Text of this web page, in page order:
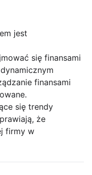
jest
się finansami
finansami
się trendy
że
firmy w